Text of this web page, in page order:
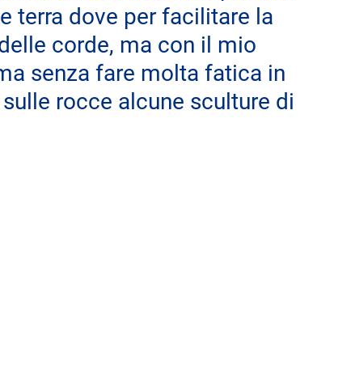
terra dove per facilitare la
corde, ma con il mio
senza fare molta fatica in
rocce alcune sculture di